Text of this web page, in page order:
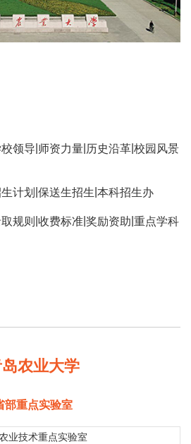
领导 师资力量 历史沿革 校园风景
计划 保送生招生 本科招生办
规则 收费标准 奖励资助 重点学科
农业大学
部重点实验室
业技术重点实验室